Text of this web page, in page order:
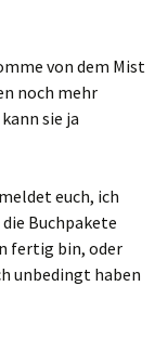
von dem Mist
noch mehr
sie ja
euch, ich
Buchpakete
fertig bin, oder
unbedingt haben